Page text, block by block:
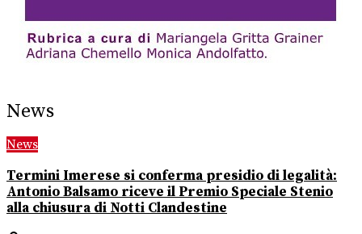
News
News
Termini Imerese si conferma presidio di legalità:
Antonio Balsamo riceve il Premio Speciale Stenio
alla chiusura di Notti Clandestine